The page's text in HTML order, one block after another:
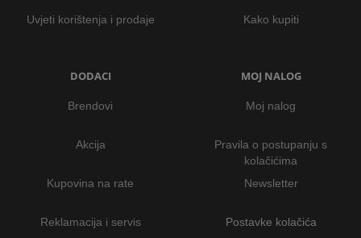
Uvjeti korištenja i prodaje Kako kupiti
DODACI
Brendovi
Akcija
Kupovina na rate
Reklamacija i servis
MOJ NALOG
Moj nalog
Pravila o postupanju s
kolačićima
Newsletter
Postavke kolačića